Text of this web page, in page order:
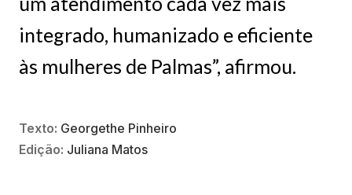
integrado, humanizado e eficiente
às mulheres de Palmas”, afirmou.
Texto: Georgethe Pinheiro
Edição: Juliana Matos